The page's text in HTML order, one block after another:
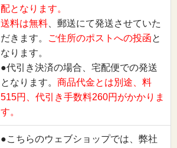
配となります。
送料は無料 、郵送にて発送させていた
だきます。
ご住所のポストへの投函と
なります。
●代引き決済の場合、宅配便での発送
となります。 商品代金とは別途、料
515円、代引き手数料260円がかかりま
す。
●こちらのウェブショップでは、弊社